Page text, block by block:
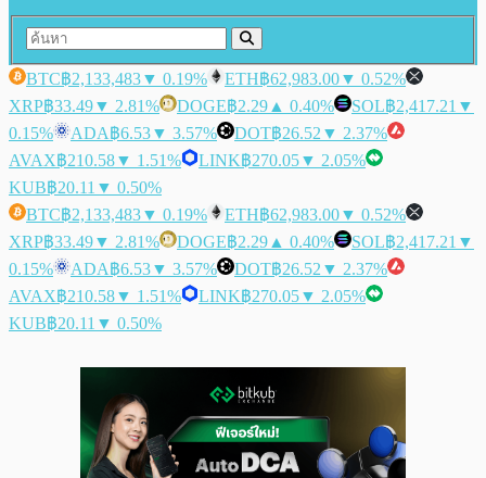
BTC฿2,133,483▼ 0.19% ETH฿62,983.00▼ 0.52%
XRP฿33.49▼ 2.81% DOGE฿2.29 ▲ 0.40% SOL฿2,417.21 ▼
0.15%
ADA฿6.53▼ 3.57% DOT฿26.52 ▼ 2.37%
AVAX฿210.58▼ 1.51% LINK฿270.05▼ 2.05%
KUB฿20.11 ▼ 0.50%
BTC฿2,133,483▼ 0.19% ETH฿62,983.00▼ 0.52%
XRP฿33.49▼ 2.81% DOGE฿2.29 ▲ 0.40% SOL฿2,417.21 ▼
0.15%
ADA฿6.53▼ 3.57% DOT฿26.52 ▼ 2.37%
AVAX฿210.58▼ 1.51% LINK฿270.05▼ 2.05%
KUB฿20.11 ▼ 0.50%